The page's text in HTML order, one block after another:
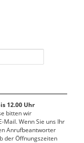
12.00 Uhr
bitten wir
Wenn Sie uns Ihr
Anrufbeantworter
der Öffnungszeiten